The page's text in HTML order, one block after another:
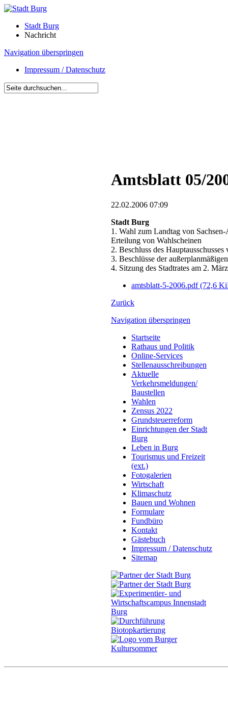
Stadt Burg
Nachricht
Navigation überspringen
Impressum / Datenschutz
Amtsblatt 05/
22.02.2006 07:09
Stadt Burg
1. Wahl zum Landtag von
Erteilung von Wahlscheinen
2. Beschluss des
3. Beschlüsse der
4. Sitzung des Stadtrates am 2.
amtsblatt-5-2006.pdf(72,6
Zurück
Navigation überspringen
Startseite
Rathaus und Politik
Online-Services
Stellenausschreibungen
Aktuelle
Verkehrsmeldungen/
Baustellen
Wahlen
Zensus 2022
Grundsteuerreform
Einrichtungen der Stadt
Burg
Leben in Burg
Tourismus und Freizeit
(ext.)
Fotogalerien
Wirtschaft
Klimaschutz
Bauen und Wohnen
Formulare
Fundbüro
Kontakt
Gästebuch
Impressum / Datenschutz
Sitemap